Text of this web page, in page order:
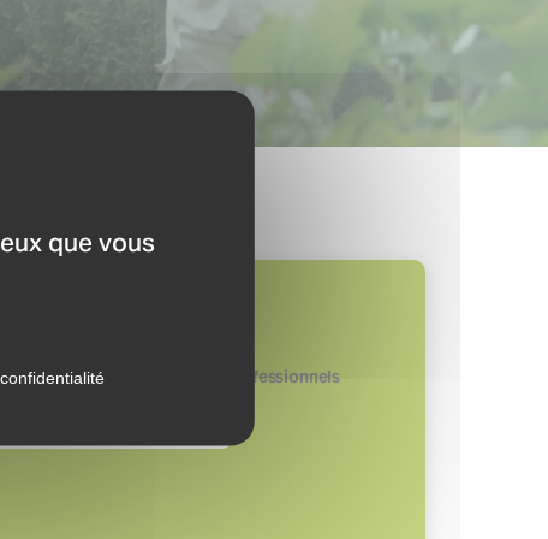
que vous
gazons de terrains sportifs professionnels